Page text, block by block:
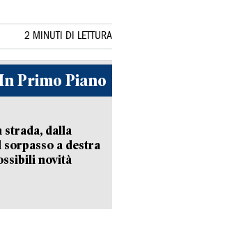
2 MINUTI DI LETTURA
Primo Piano
strada, dalla
sorpasso a destra
novità